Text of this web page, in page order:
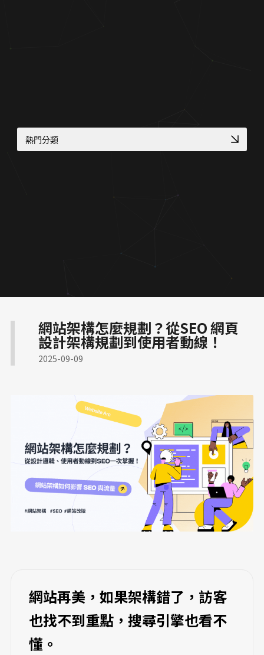
熱門分類
顧問與專業人士網頁
符合醫療法規網頁
品牌官網改版實績
國際化企業官網設計
網站架構怎麼規劃？從SEO 網頁
設計架構規劃到使用者動線！
2025-09-09
網站再美，如果架構錯了，訪客
也找不到重點，搜尋引擎也看不
懂。